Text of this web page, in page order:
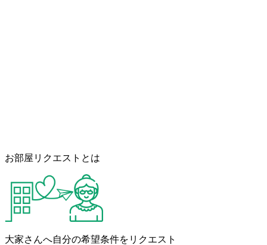
お部屋リクエストとは
大家さんへ自分の希望条件をリクエスト